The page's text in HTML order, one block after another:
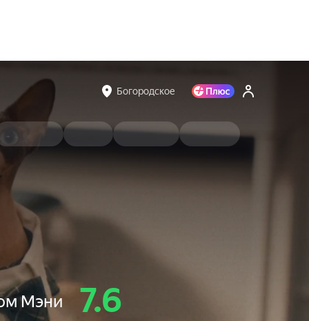
Богородское
Мэни
7.6